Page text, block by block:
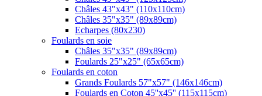
Châles 43"x43" (110x110cm)
Châles 35"x35" (89x89cm)
Echarpes (80х230)
Foulards en soie
Châles 35"x35" (89x89cm)
Foulards 25"x25" (65x65cm)
Foulards en coton
Grands Foulards 57"x57" (146x146cm)
Foulards en Coton 45''x45'' (115x115cm)